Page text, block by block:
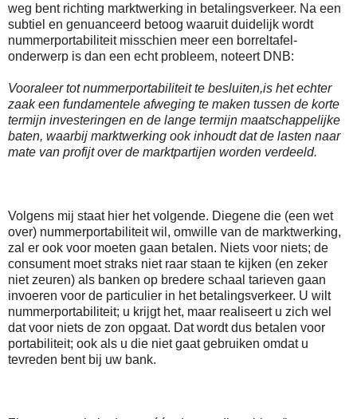
weg bent richting marktwerking in betalingsverkeer. Na een
subtiel en genuanceerd betoog waaruit duidelijk wordt
nummerportabiliteit misschien meer een borreltafel-
onderwerp is dan een echt probleem, noteert DNB:
Vooraleer tot nummerportabiliteit te besluiten,is het echter
zaak een fundamentele afweging te maken tussen de korte
termijn investeringen en de lange termijn maatschappelijke
baten, waarbij marktwerking ook inhoudt dat de lasten naar
mate van profijt over de marktpartijen worden verdeeld.
Volgens mij staat hier het volgende. Diegene die (een wet
over) nummerportabiliteit wil, omwille van de marktwerking,
zal er ook voor moeten gaan betalen. Niets voor niets; de
consument moet straks niet raar staan te kijken (en zeker
niet zeuren) als banken op bredere schaal tarieven gaan
invoeren voor de particulier in het betalingsverkeer. U wilt
nummerportabiliteit; u krijgt het, maar realiseert u zich wel
dat voor niets de zon opgaat. Dat wordt dus betalen voor
portabiliteit; ook als u die niet gaat gebruiken omdat u
tevreden bent bij uw bank.